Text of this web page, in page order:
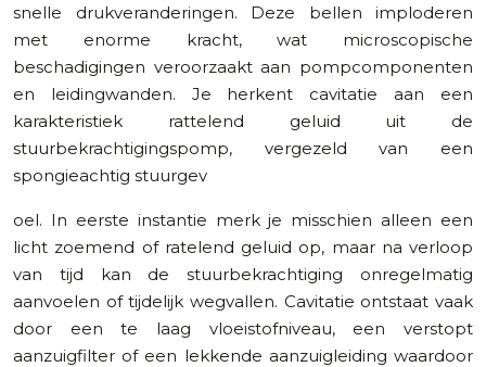
snelle drukveranderingen. Deze bellen imploderen
met enorme kracht, wat microscopische
beschadigingen veroorzaakt aan pompcomponenten
en leidingwanden. Je herkent cavitatie aan een
karakteristiek rattelend geluid uit de
stuurbekrachtigingspomp, vergezeld van een
spongieachtig stuurgev
oel. In eerste instantie merk je misschien alleen een
licht zoemend of ratelend geluid op, maar na verloop
van tijd kan de stuurbekrachtiging onregelmatig
aanvoelen of tijdelijk wegvallen. Cavitatie ontstaat vaak
door een te laag vloeistofniveau, een verstopt
aanzuigfilter of een lekkende aanzuigleiding waardoor